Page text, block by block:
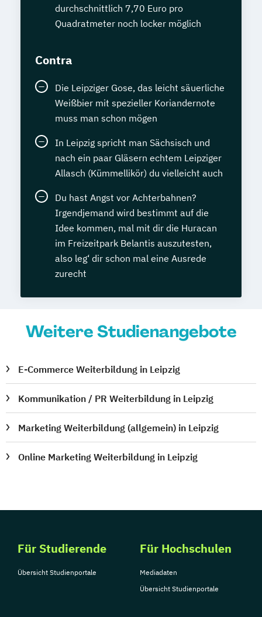
durchschnittlich 7,70 Euro pro
Quadratmeter noch locker möglich
Contra
Die Leipziger Gose, das leicht säuerliche
Weißbier mit spezieller Koriandernote
muss man schon mögen
In Leipzig spricht man Sächsisch und
nach ein paar Gläsern echtem Leipziger
Allasch (Kümmellikör) du vielleicht auch
Du hast Angst vor Achterbahnen?
Irgendjemand wird bestimmt auf die
Idee kommen, mal mit dir die Huracan
im Freizeitpark Belantis auszutesten,
also leg‘ dir schon mal eine Ausrede
zurecht
Weitere Studienangebote
E-Commerce Weiterbildung in Leipzig
Kommunikation / PR Weiterbildung in Leipzig
Marketing Weiterbildung (allgemein) in Leipzig
Online Marketing Weiterbildung in Leipzig
Für Studierende
Übersicht Studienportale
Für Hochschulen
Mediadaten
Übersicht Studienportale